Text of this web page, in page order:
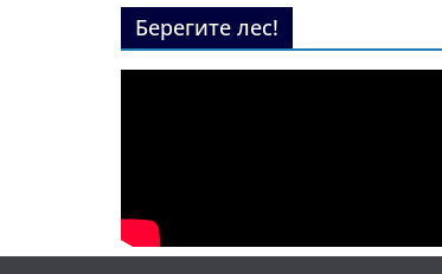
Берегите лес!